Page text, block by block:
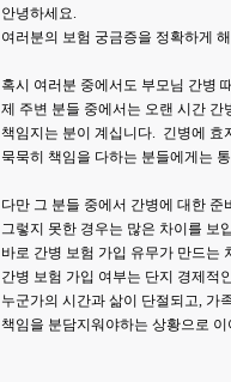
안녕하세요.
여러분의 보험 궁금증을 정확하게
혹시 여러분 중에서도 부모님 간병
제 주변 분들 중에서는 오랜 시간
책임지는 분이 계십니다. 긴병에 효
묵묵히 책임을 다하는 분들에게는
다만 그 분들 중에서 간병에 대한 준
그렇지 못한 경우는 많은 차이를 보
바로 간병 보험 가입 유무가 만드는
간병 보험 가입 여부는 단지 경제적
누군가의 시간과 삶이 단절되고, 가
책임을 분담지워야하는 상황으로